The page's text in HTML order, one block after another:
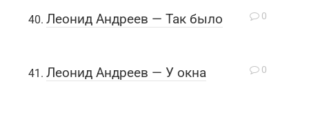
0
Леонид Андреев — Так было
0
Леонид Андреев — У окна